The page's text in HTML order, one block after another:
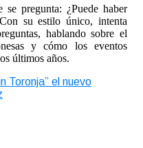
se pregunta: ¿Puede haber
su estilo único, intenta
hablando sobre el
y cómo los eventos
últimos años.
Toronja” el nuevo